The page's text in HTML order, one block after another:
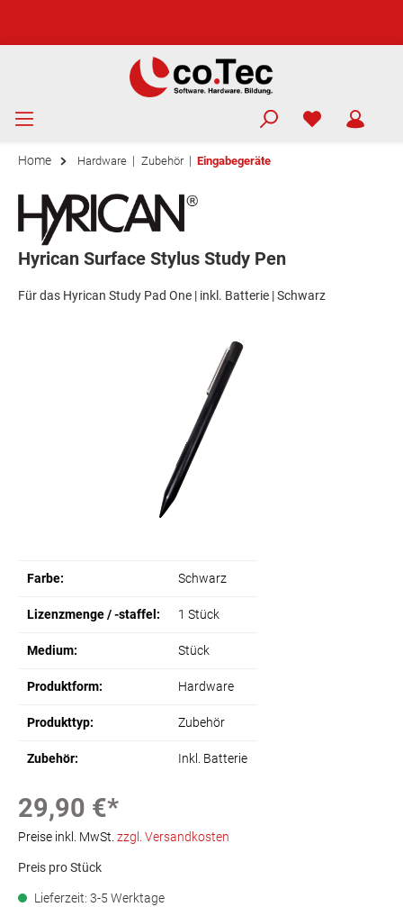
Home Hardware | Zubehör | Eingabegeräte
Hyrican Surface Stylus Study Pen
Für das Hyrican Study Pad One | inkl. Batterie | Schwarz
Farbe: Schwarz
Lizenzmenge / -staffel: 1 Stück
Medium: Stück
Produktform: Hardware
Produkttyp: Zubehör
Zubehör: Inkl. Batterie
29,90 €*
Preise inkl. MwSt. zzgl. Versandkosten
Preis pro Stück
Lieferzeit: 3-5 Werktage